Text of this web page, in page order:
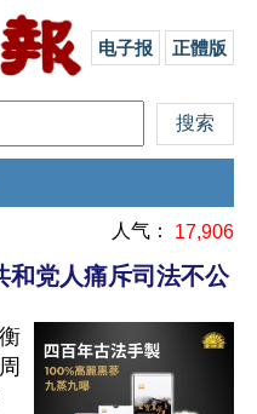
电子报 正體版
人气： 17,906
和党人痛斥司法不公